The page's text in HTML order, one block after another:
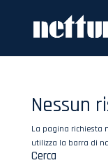
Nessun
La pagina richiesta
utilizza la barra di
Cerca